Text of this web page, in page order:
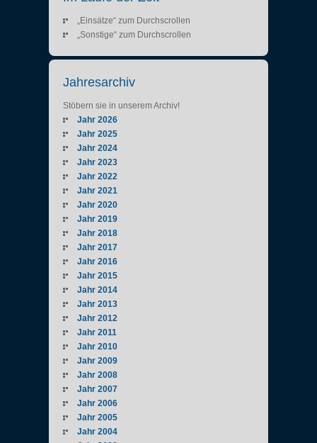
„Einsätze“ zum Durchscrollen
„Sonstige“ zum Durchscrollen
Jahresarchiv
Stöbern sie in unserem Archiv!
Jahr 2026
Jahr 2025
Jahr 2024
Jahr 2023
Jahr 2022
Jahr 2021
Jahr 2020
Jahr 2019
Jahr 2018
Jahr 2017
Jahr 2016
Jahr 2015
Jahr 2014
Jahr 2013
Jahr 2012
Jahr 2011
Jahr 2010
Jahr 2009
Jahr 2008
Jahr 2007
Jahr 2006
Jahr 2005
Jahr 2004